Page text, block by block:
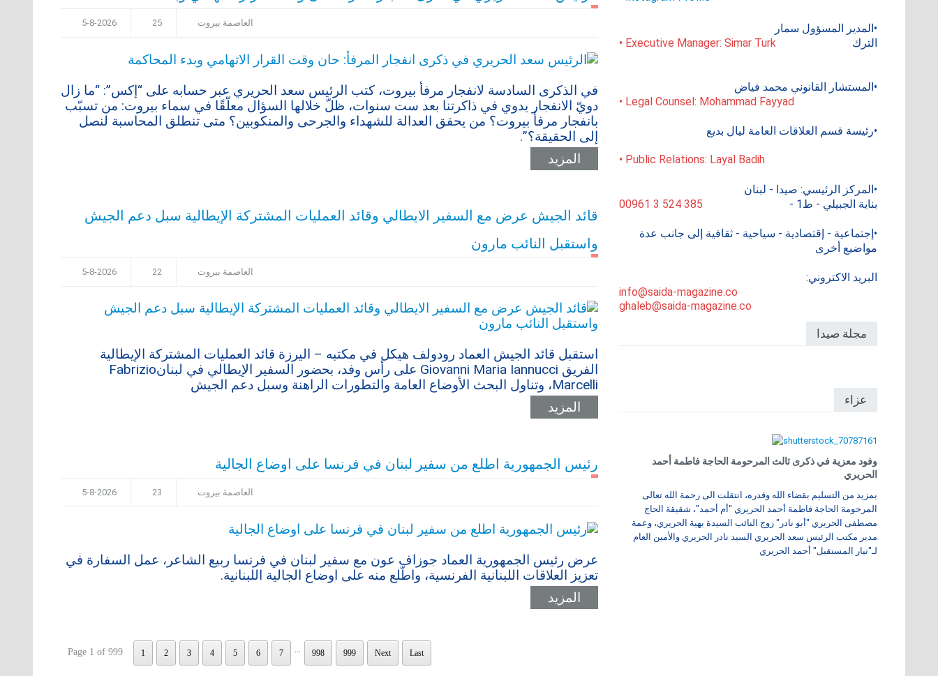
5-8-2026 25 العاصمة بيروت
في الذكرى السادسة لانفجار مرفأ بيروت، كتب الرئيس سعد الحريري عبر حسابه على “إكس”: “ما زال
دويّ الانفجار يدوي في ذاكرتنا بعد ست سنوات، ظلّ خلالها السؤال معلّقًا في سماء بيروت: من تسبّب
بانفجار مرفأ بيروت؟ من يحقق العدالة للشهداء والجرحى والمنكوبين؟ متى تنطلق المحاسبة لنصل
إلى الحقيقة؟”.
المزيد
قائد الجيش عرض مع السفير الايطالي وقائد العمليات المشتركة الإيطالية سبل دعم الجيش
واستقبل النائب مارون
5-8-2026 22 العاصمة بيروت
استقبل قائد الجيش العماد رودولف هيكل في مكتبه – اليرزة قائد العمليات المشتركة الإيطالية
الفريق Giovanni Maria Iannucci على رأس وفد، بحضور السفير الإيطالي في لبنانFabrizio
Marcelli، وتناول البحث الأوضاع العامة والتطورات الراهنة وسبل دعم الجيش
المزيد
رئيس الجمهورية اطلع من سفير لبنان في فرنسا على اوضاع الجالية
5-8-2026 23 العاصمة بيروت
عرض رئيس الجمهورية العماد جوزاف عون مع سفير لبنان في فرنسا ربيع الشاعر، عمل السفارة في
تعزيز العلاقات اللبنانية الفرنسية، واطّلع منه على اوضاع الجالية اللبنانية.
المزيد
Page 1 of 999 1 2 3 4 5 6 7 ... 998 999 Next Last
•المدير المسؤول سمار
الترك
• Executive Manager: Simar Turk
•المستشار القانوني محمد فياض
• Legal Counsel: Mohammad Fayyad
•رئيسة قسم العلاقات العامة ليال بديع
• Public Relations: Layal Badih
•المركز الرئيسي: صيدا - لبنان
بناية الجبيلي - ط1 -
00961 3 524 385
•إجتماعية - إقتصادية - سياحية - ثقافية إلى جانب عدة
مواضيع أخرى
البريد الاكتروني:
info@saida-magazine.co
ghaleb@saida-magazine.co
مجلة صيدا
عزاء
وفود معزية في ذكرى ثالث المرحومة الحاجة فاطمة أحمد
الحريري
بمزيد من التسليم بقضاء الله وقدره، انتقلت الى رحمة الله تعالى
المرحومة الحاجة فاطمة أحمد الحريري "أم أحمد"، شقيقة الحاج
مصطفى الحريري "أبو نادر" زوج النائب السيدة بهية الحريري، وعمة
مدير مكتب الرئيس سعد الحريري السيد نادر الحريري والأمين العام
لـ"تيار المستقبل" أحمد الحريري